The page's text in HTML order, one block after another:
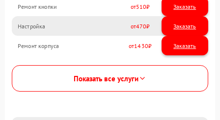
Ремонт кнопки 510
Настройка 470
Ремонт корпуса 1430
Показать все услуги